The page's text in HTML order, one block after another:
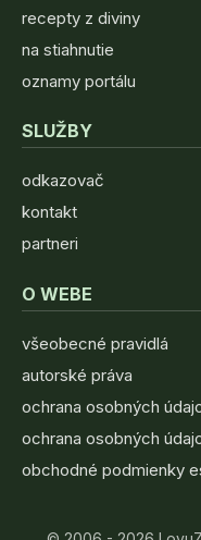
recepty z diviny
na stiahnutie
oznamy portálu
SLUŽBY
odkazovač
kontakt
partneri
O WEBE
všeobecné pravidlá
autorské práva
ochrana osobných
ochrana osobných
obchodné podmienky